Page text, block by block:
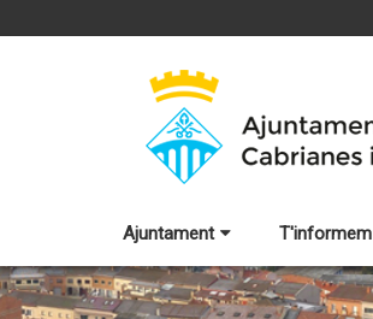
Ajuntament T'informem